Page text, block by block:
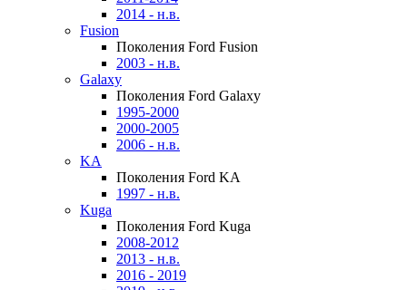
2014 - н.в.
Fusion
Поколения Ford Fusion
2003 - н.в.
Galaxy
Поколения Ford Galaxy
1995-2000
2000-2005
2006 - н.в.
KA
Поколения Ford KA
1997 - н.в.
Kuga
Поколения Ford Kuga
2008-2012
2013 - н.в.
2016 - 2019